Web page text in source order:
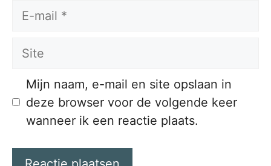
E-
Site
Mijn naam, e-mail en site opslaan in
deze browser voor de volgende keer
wanneer ik een reactie plaats.